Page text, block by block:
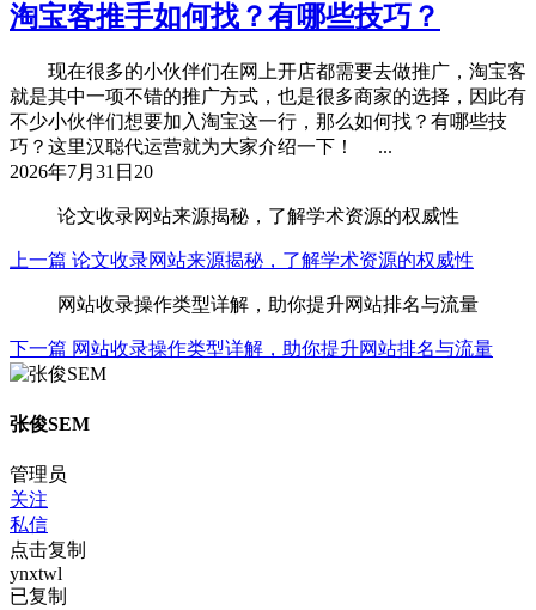
淘宝客推手如何找？有哪些技巧？
现在很多的小伙伴们在网上开店都需要去做推广，淘宝客
就是其中一项不错的推广方式，也是很多商家的选择，因此有
不少小伙伴们想要加入淘宝这一行，那么如何找？有哪些技
巧？这里汉聪代运营就为大家介绍一下！ ...
2026年7月31日 20
论文收录网站来源揭秘，了解学术资源的权威性
上一篇 论文收录网站来源揭秘，了解学术资源的权威性
网站收录操作类型详解，助你提升网站排名与流量
下一篇 网站收录操作类型详解，助你提升网站排名与流量
张俊SEM
管理员
关注
私信
点击复制
ynxtwl
已复制